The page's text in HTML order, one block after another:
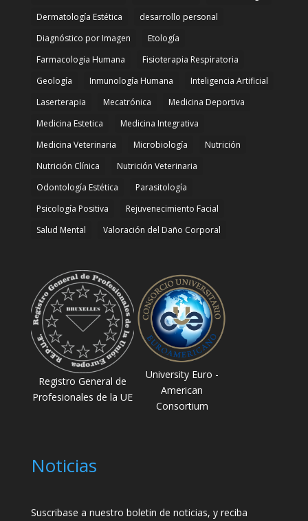
Dermatología Estética
desarrollo personal
Diagnóstico por Imagen
Etología
Farmacologia Humana
Fisioterapia Respiratoria
Geología
Inmunología Humana
Inteligencia Artificial
Laserterapia
Mecatrónica
Medicina Deportiva
Medicina Estetica
Medicina Integrativa
Medicina Veterinaria
Microbiología
Nutrición
Nutrición Clínica
Nutrición Veterinaria
Odontología Estética
Parasitología
Psicología Positiva
Rejuvenecimiento Facial
Salud Mental
Valoración del Daño Corporal
Registro General de
Profesionales de la UE
University Euro -
American
Consortium
Noticias
Suscribase a nuestro boletin de noticias, y reciba